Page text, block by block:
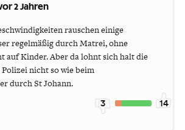
2 Jahren
rauschen einige
regelmäßig durch Matrei, ohne
auf Kinder. Aber da lohnt sich halt die
nicht so wie beim
durch St Johann.
3 14